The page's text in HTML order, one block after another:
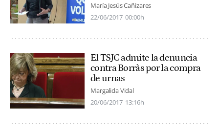
María Jesús Cañizares
22/06/2017 00:00h
El TSJC admite la denuncia
contra Borràs por la compra
de urnas
Margalida Vidal
20/06/2017 13:16h